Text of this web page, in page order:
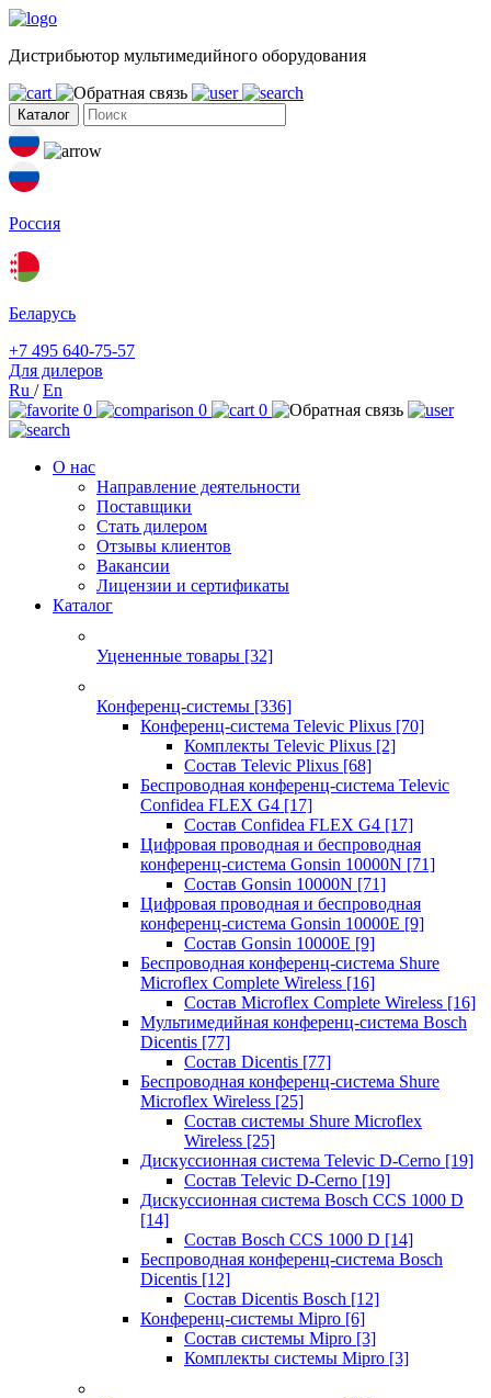
Дистрибьютор мультимедийного оборудования
Каталог
Россия
Беларусь
+7 495 640-75-57
Для дилеров
Ru /En
0
0 0
О нас
Направление деятельности
Поставщики
Стать дилером
Отзывы клиентов
Вакансии
Лицензии и сертификаты
Каталог
Уцененные товары [32]
Конференц-системы [336]
Конференц-система Televic Plixus [70]
Комплекты Televic Plixus [2]
Состав Televic Plixus [68]
Беспроводная конференц-система Televic
Confidea FLEX G4 [17]
Состав Confidea FLEX G4 [17]
Цифровая проводная и беспроводная
конференц-система Gonsin 10000N [71]
Состав Gonsin 10000N [71]
Цифровая проводная и беспроводная
конференц-система Gonsin 10000E [9]
Состав Gonsin 10000E [9]
Беспроводная конференц-система Shure
Microflex Complete Wireless [16]
Состав Microflex Complete Wireless [16]
Мультимедийная конференц-система Bosch
Dicentis [77]
Состав Dicentis [77]
Беспроводная конференц-система Shure
Microflex Wireless [25]
Состав системы Shure Microflex
Wireless [25]
Дискуссионная система Televic D-Cerno [19]
Состав Televic D-Cerno [19]
Дискуссионная система Bosch CCS 1000 D
[14]
Состав Bosch CCS 1000 D [14]
Беспроводная конференц-система Bosch
Dicentis [12]
Состав Dicentis Bosch [12]
Конференц-системы Mipro [6]
Состав системы Mipro [3]
Комплекты системы Mipro [3]